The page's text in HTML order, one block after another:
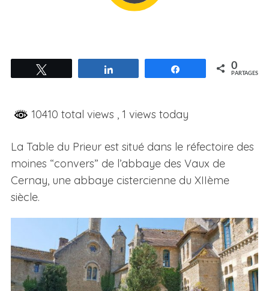
Partagez 0
PARTAGES
10410 total views , 1 views today
La Table du Prieur est situé dans le réfectoire des
moines “convers” de l’abbaye des Vaux de
Cernay, une abbaye cistercienne du XIIème
siècle.